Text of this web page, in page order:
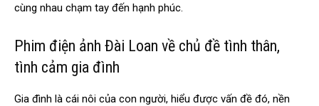
cùng nhau chạm tay đến hạnh phúc.
Phim điện ảnh Đài Loan về chủ đề tình thân,
tình cảm gia đình
Gia đình là cái nôi của con người, hiểu được vấn đề đó, nền